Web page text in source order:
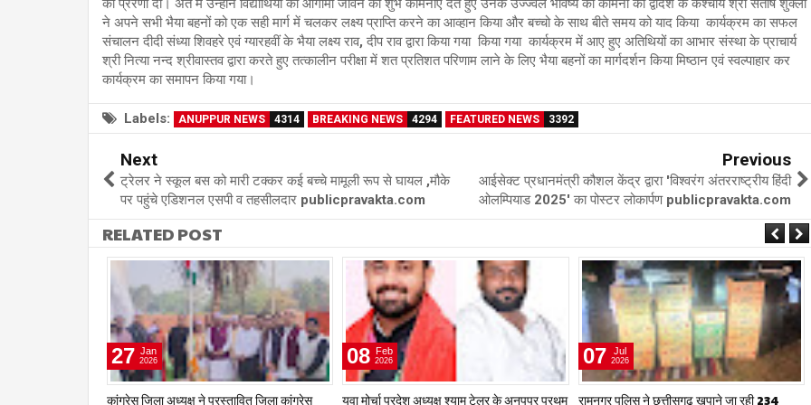
की प्रेरणा दी। अंत में उन्होंने विद्यार्थियों को आगामी जीवन की शुभ कामनाएं देते हुए उनके उज्ज्वल भविष्य की कामना की द्वादश के कश्चार्य श्री संतोष शुक्ला
ने अपने सभी भैया बहनों को एक सही मार्ग में चलकर लक्ष्य प्राप्ति करने का आव्हान किया और बच्चो के साथ बीते समय को याद किया कार्यक्रम का सफल
संचालन दीदी संध्या शिवहरे एवं ग्यारहवीं के भैया लक्ष्य राव, दीप राव द्वारा किया गया किया गया कार्यक्रम में आए हुए अतिथियों का आभार संस्था के प्राचार्य
श्री नित्या नन्द श्रीवास्तव द्वारा करते हुए तत्कालीन परीक्षा में शत प्रतिशत परिणाम लाने के लिए भैया बहनों का मार्गदर्शन किया मिष्ठान एवं स्वल्पाहार कर
कार्यक्रम का समापन किया गया।
Labels: ANUPPUR NEWS 4314 BREAKING NEWS 4294 FEATURED NEWS 3392
Next
ट्रेलर ने स्कूल बस को मारी टक्कर कई बच्चे मामूली रूप से घायल ,मौके
पर पहुंचे एडिशनल एसपी व तहसीलदार publicpravakta.com
Previous
आईसेक्ट प्रधानमंत्री कौशल केंद्र द्वारा 'विश्वरंग अंतरराष्ट्रीय हिंदी
ओलम्पियाड 2025' का पोस्टर लोकार्पण publicpravakta.com
RELATED POST
27 Jan
2026
कांग्रेस जिला अध्यक्ष ने प्रस्तावित जिला कांग्रेस
08 Feb
2026
युवा मोर्चा प्रदेश अध्यक्ष श्याम टेलर के अनूपपुर प्रथम
07 Jul
2026
रामनगर पुलिस ने छत्तीसगढ़ खपाने जा रही 234